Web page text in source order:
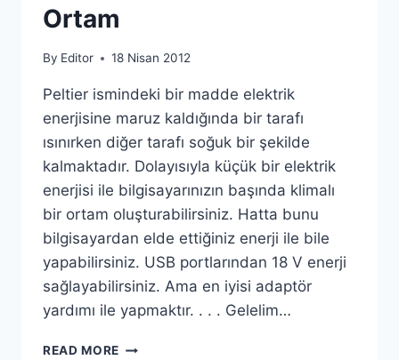
Ortam
By Editor 18 Nisan 2012
Peltier ismindeki bir madde elektrik
enerjisine maruz kaldığında bir tarafı
ısınırken diğer tarafı soğuk bir şekilde
kalmaktadır. Dolayısıyla küçük bir elektrik
enerjisi ile bilgisayarınızın başında klimalı
bir ortam oluşturabilirsiniz. Hatta bunu
bilgisayardan elde ettiğiniz enerji ile bile
yapabilirsiniz. USB portlarından 18 V enerji
sağlayabilirsiniz. Ama en iyisi adaptör
yardımı ile yapmaktır. . . . Gelelim…
READ MORE BILGISAYAR